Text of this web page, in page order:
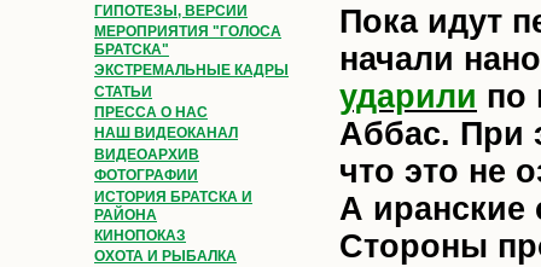
ГИПОТЕЗЫ, ВЕРСИИ
МЕРОПРИЯТИЯ "ГОЛОСА
БРАТСКА"
ЭКСТРЕМАЛЬНЫЕ КАДРЫ
СТАТЬИ
ПРЕССА О НАС
НАШ ВИДЕОКАНАЛ
ВИДЕОАРХИВ
ФОТОГРАФИИ
ИСТОРИЯ БРАТСКА И
РАЙОНА
КИНОПОКАЗ
ОХОТА И РЫБАЛКА
Пока идут
начали
ударили по
Аббас. При
что это не
А
Стороны